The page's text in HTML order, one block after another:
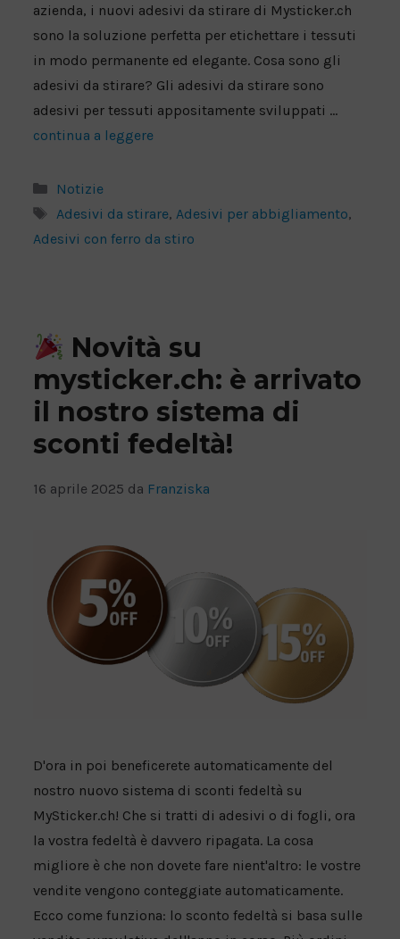
azienda, i nuovi adesivi da stirare di Mysticker.ch
sono la soluzione perfetta per etichettare i tessuti
in modo permanente ed elegante. Cosa sono gli
adesivi da stirare? Gli adesivi da stirare sono
adesivi per tessuti appositamente sviluppati ...
continua a leggere
Categorie
Notizie
Tag
Adesivi da stirare, Adesivi per abbigliamento,
Adesivi con ferro da stiro
Novità su
mysticker.ch: è arrivato
il nostro sistema di
sconti fedeltà!
16 aprile 2025 da Franziska
D'ora in poi beneficerete automaticamente del
nostro nuovo sistema di sconti fedeltà su
MySticker.ch! Che si tratti di adesivi o di fogli, ora
la vostra fedeltà è davvero ripagata. La cosa
migliore è che non dovete fare nient'altro: le vostre
vendite vengono conteggiate automaticamente.
Ecco come funziona: lo sconto fedeltà si basa sulle